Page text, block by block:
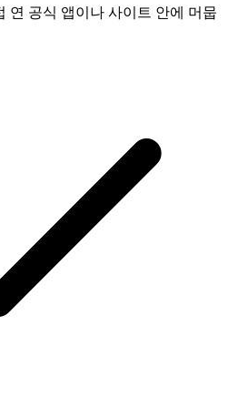
연 공식 앱이나 사이트 안에 머뭅